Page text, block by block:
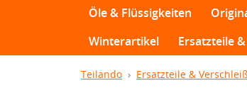
Öle & Flüssigkeiten
Winterartikel
Ersatzteile
Teilando Ersatzteile &